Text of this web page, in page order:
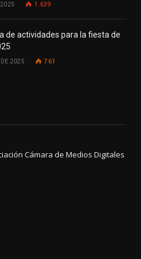
1.639
de actividades para la fiesta de
DE 2025 761
Cámara de Medios Digitales